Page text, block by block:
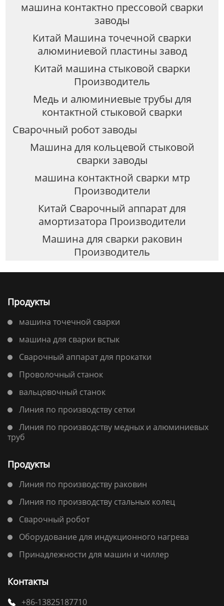
машина контактно прессовой сварки
заводы
Китай Машина точечной сварки
алюминиевой пластины завод
Китай машина стыковой сварки
Производитель
Медь и алюминиевые трубы для
контактной стыковой сварки
Сварочный робот заводы
Машина для кольцевой стыковой
сварки заводы
машина контактной сварки мтр
Производители
Китай Сварочный аппарат для
амортизатора Производители
Машина для сварки раковин
Производитель
Продукты
машина точечной сварки
машина для сварки встык
Сварочный аппарат для прокатки
Проволочный станок
вальцовочный станок
Линия по производству сетки
Линия по производству медных и алюминиевых
труб
Продукты
Линия по производству раковин
Линия по производству стальных колец
Сварочный робот
Оборудование для индукционного нагрева
Принадлежности для машин и чиллер
Контакты
 +86-13825187710